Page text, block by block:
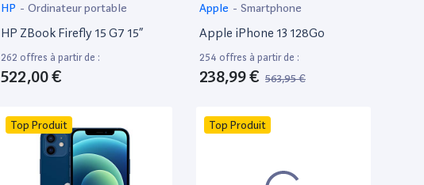
HP - Ordinateur portable
HP ZBook Firefly 15 G7 15”
262 offres à partir de :
522,00 €
Apple - Smartphone
Apple iPhone 13 128Go
254 offres à partir de :
238,99 € 563,95 €
Top Produit Top Produit